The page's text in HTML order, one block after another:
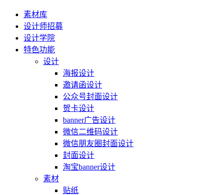
素材库
设计师招募
设计学院
特色功能
设计
海报设计
邀请函设计
公众号封面设计
贺卡设计
banner广告设计
微信二维码设计
微信朋友圈封面设计
封面设计
淘宝banner设计
素材
贴纸